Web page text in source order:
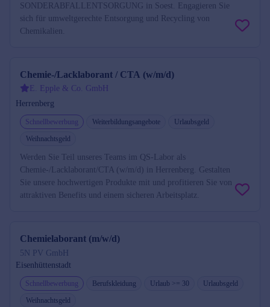
SONDERABFALLENTSORGUNG in Soest. Engagieren Sie
sich für umweltgerechte Entsorgung und Recycling von
Chemikalien.
Chemie-/Lacklaborant / CTA (w/m/d)
E. Epple & Co. GmbH
Herrenberg
Schnellbewerbung Weiterbildungsangebote
Urlaubsgeld
Weihnachtsgeld
Werden Sie Teil unseres Teams im QS-Labor als
Chemie-/Lacklaborant/CTA (w/m/d) in Herrenberg. Gestalten
Sie unsere hochwertigen Produkte mit und profitieren Sie von
attraktiven Benefits und einem sicheren Arbeitsplatz.
Chemielaborant (m/w/d)
5N PV GmbH
Eisenhüttenstadt
Schnellbewerbung Berufskleidung Urlaub >= 30
Urlaubsgeld
Weihnachtsgeld